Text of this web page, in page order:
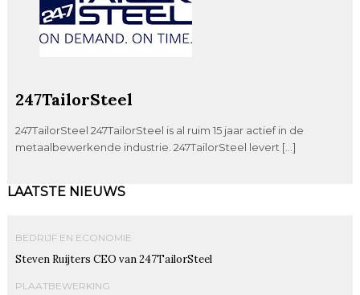
247TailorSteel
247TailorSteel 247TailorSteel is al ruim 15 jaar actief in de
metaalbewerkende industrie. 247TailorSteel levert […]
LAATSTE NIEUWS
BEDRIJF EN ECONOMIE
Steven Ruijters CEO van 247TailorSteel
PLAATBEWERKING